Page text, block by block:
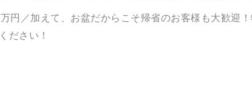
円／加えて、お盆だからこそ帰省のお客様も大歓迎
ださい！